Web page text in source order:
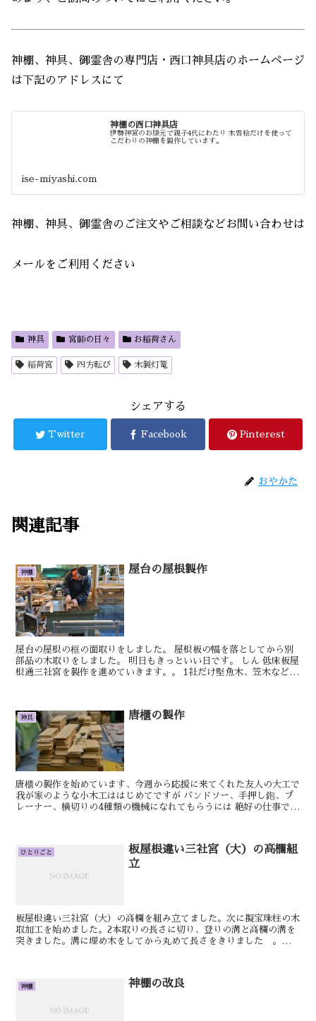
神棚、神具、御霊舎の専門店・西口神具店のホームページ
は下記のアドレスにて
神棚の西口神具店
伊勢神宮のお膝元で親子4代にわたり 木曽桧だけを使って
こだわりの神棚を製作しています。
ise-miyashi.com
神棚、神具、御霊舎のご注文やご相談などお問い合わせは
メールをご利用ください
神具 宮師の日々 お稲荷さん
稲荷宮 四方転び 木製灯篭
シェアする
Twitter Facebook Pinterest
おやかた
関連記事
神棚 屋台の屋根製作
屋台の屋根の框の面取りをしました。 屋根板の幅を落としてから別
部品の木取りをしました。 明日もきっといい日です。 しん 低床板屋
根通三社宮を製作を進めていきます。。 1社だけ堅魚木、笠木など
神具 唐櫃の製作
唐櫃の製作を始めています、今週から応援に来てくれた友人の大工で
我が家のような小木工ははじめてですが バンドソー、手押し鉋、プ
レーナー、横切りの4種類の機械になれてもらうには 絶好の仕事で
ひとりごと
板屋根違い三社宮（大）の高欄組
立
板屋根違い三社宮（大）の高欄を組み立てました。次に擬宝珠柱の木
取加工を始めました。2本取りの長さに切り、登りの溝と高欄の溝を
突きました。溝に埋め木をしてから丸めて長さをきりました 。明日
神棚 神棚の改良